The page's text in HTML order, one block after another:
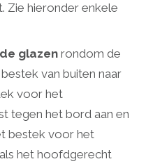
Zie hieronder enkele
glazen rondom de
van buiten naar
voor het
tegen het bord aan en
bestek voor het
het hoofdgerecht